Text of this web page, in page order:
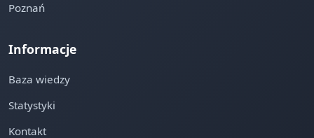
Poznań
Informacje
Baza wiedzy
Statystyki
Kontakt